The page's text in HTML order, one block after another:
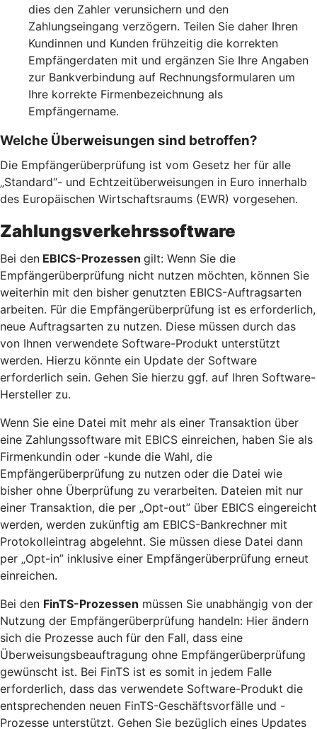
dies den Zahler verunsichern und den
Zahlungseingang verzögern. Teilen Sie daher Ihren
Kundinnen und Kunden frühzeitig die korrekten
Empfängerdaten mit und ergänzen Sie Ihre Angaben
zur Bankverbindung auf Rechnungsformularen um
Ihre korrekte Firmenbezeichnung als
Empfängername.
Welche Überweisungen sind betroffen?
Die Empfängerüberprüfung ist vom Gesetz her für alle
„Standard“- und Echtzeitüberweisungen in Euro innerhalb
des Europäischen Wirtschaftsraums (EWR) vorgesehen.
Zahlungsverkehrssoftware
Bei den EBICS-Prozessen gilt: Wenn Sie die
Empfängerüberprüfung nicht nutzen möchten, können Sie
weiterhin mit den bisher genutzten EBICS-Auftragsarten
arbeiten. Für die Empfängerüberprüfung ist es erforderlich,
neue Auftragsarten zu nutzen. Diese müssen durch das
von Ihnen verwendete Software-Produkt unterstützt
werden. Hierzu könnte ein Update der Software
erforderlich sein. Gehen Sie hierzu ggf. auf Ihren Software-
Hersteller zu.
Wenn Sie eine Datei mit mehr als einer Transaktion über
eine Zahlungssoftware mit EBICS einreichen, haben Sie als
Firmenkundin oder -kunde die Wahl, die
Empfängerüberprüfung zu nutzen oder die Datei wie
bisher ohne Überprüfung zu verarbeiten. Dateien mit nur
einer Transaktion, die per „Opt-out” über EBICS eingereicht
werden, werden zukünftig am EBICS-Bankrechner mit
Protokolleintrag abgelehnt. Sie müssen diese Datei dann
per „Opt-in” inklusive einer Empfängerüberprüfung erneut
einreichen.
Bei den FinTS-Prozessen müssen Sie unabhängig von der
Nutzung der Empfängerüberprüfung handeln: Hier ändern
sich die Prozesse auch für den Fall, dass eine
Überweisungsbeauftragung ohne Empfängerüberprüfung
gewünscht ist. Bei FinTS ist es somit in jedem Falle
erforderlich, dass das verwendete Software-Produkt die
entsprechenden neuen FinTS-Geschäftsvorfälle und -
Prozesse unterstützt. Gehen Sie bezüglich eines Updates